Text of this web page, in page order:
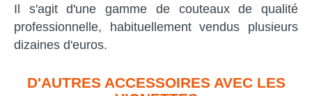
Il s'agit d'une gamme de couteaux de qualité
professionnelle, habituellement vendus plusieurs
dizaines d'euros.
D'AUTRES ACCESSOIRES AVEC LES